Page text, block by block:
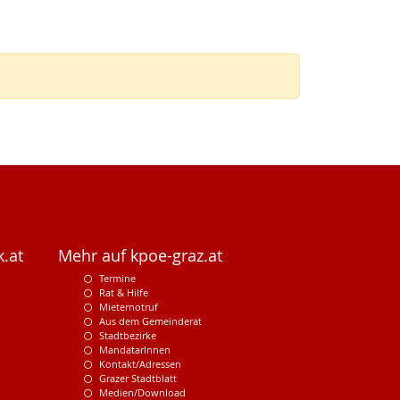
Mehr auf kpoe-graz.at
Termine
Rat & Hilfe
Mieternotruf
Aus dem Gemeinderat
Stadtbezirke
MandatarInnen
Kontakt/Adressen
Grazer Stadtblatt
Medien/Download